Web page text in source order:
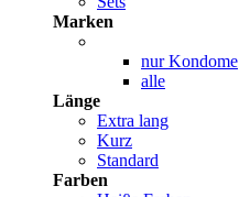
Marken
nur Kondome
alle
Länge
Extra lang
Kurz
Standard
Farben